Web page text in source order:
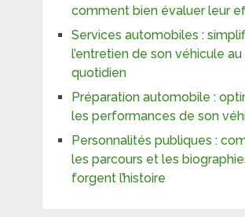
comment bien évaluer leur
Services automobiles :
l’entretien de son véhicule au
quotidien
Préparation automobile :
les performances de son
Personnalités publiques :
les parcours et les
forgent l’histoire